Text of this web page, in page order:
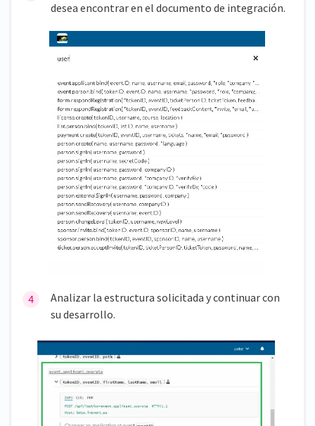
desea encontrar en el documento de integración.
Analizar la estructura solicitada y continuar con
su desarrollo.